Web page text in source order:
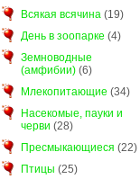
Всякая всячина(19)
День в зоопарке (4)
Земноводные
(амфибии)(6)
Млекопитающие (34)
Насекомые, пауки и
черви (28)
Пресмыкающиеся (22)
Птицы (25)